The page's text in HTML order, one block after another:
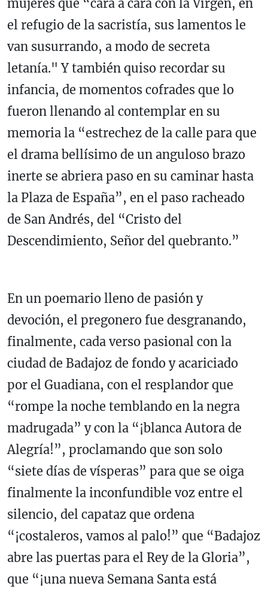
mujeres que “cara a cara con la Virgen, en
el refugio de la sacristía, sus lamentos le
van susurrando, a modo de secreta
letanía." Y también quiso recordar su
infancia, de momentos cofrades que lo
fueron llenando al contemplar en su
memoria la “estrechez de la calle para que
el drama bellísimo de un anguloso brazo
inerte se abriera paso en su caminar hasta
la Plaza de España”, en el paso racheado
de San Andrés, del “Cristo del
Descendimiento, Señor del quebranto.”
En un poemario lleno de pasión y
devoción, el pregonero fue desgranando,
finalmente, cada verso pasional con la
ciudad de Badajoz de fondo y acariciado
por el Guadiana, con el resplandor que
“rompe la noche temblando en la negra
madrugada” y con la “¡blanca Autora de
Alegría!”, proclamando que son solo
“siete días de vísperas” para que se oiga
finalmente la inconfundible voz entre el
silencio, del capataz que ordena
“¡costaleros, vamos al palo!” que “Badajoz
abre las puertas para el Rey de la Gloria”,
que “¡una nueva Semana Santa está